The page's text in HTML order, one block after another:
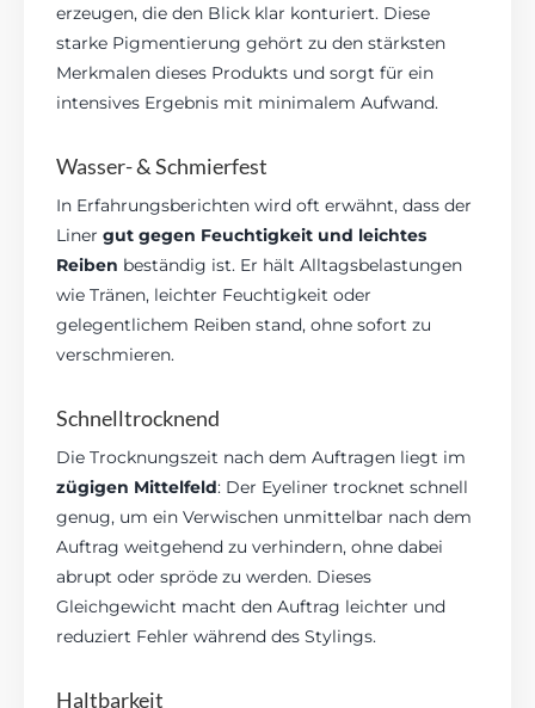
erzeugen, die den Blick klar konturiert. Diese
starke Pigmentierung gehört zu den stärksten
Merkmalen dieses Produkts und sorgt für ein
intensives Ergebnis mit minimalem Aufwand.
Wasser- & Schmierfest
In Erfahrungsberichten wird oft erwähnt, dass der
Linergut gegen Feuchtigkeit und leichtes
Reiben beständig ist. Er hält Alltagsbelastungen
wie Tränen, leichter Feuchtigkeit oder
gelegentlichem Reiben stand, ohne sofort zu
verschmieren.
Schnelltrocknend
Die Trocknungszeit nach dem Auftragen liegt im
zügigen Mittelfeld: Der Eyeliner trocknet schnell
genug, um ein Verwischen unmittelbar nach dem
Auftrag weitgehend zu verhindern, ohne dabei
abrupt oder spröde zu werden. Dieses
Gleichgewicht macht den Auftrag leichter und
reduziert Fehler während des Stylings.
Haltbarkeit